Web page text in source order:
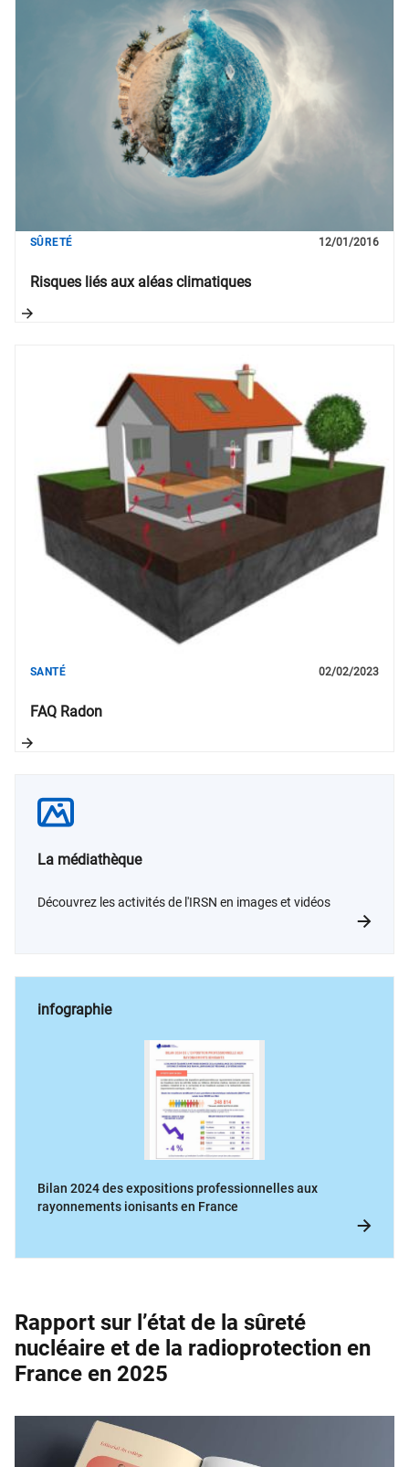
Risques liés aux aléas climatiques
SÛRETÉ 12/01/2016
FAQ Radon
SANTÉ 02/02/2023
La médiathèque
Découvrez les activités de l'IRSN en images et vidéos
infographie
Bilan 2024 des expositions professionnelles aux
rayonnements ionisants en France
Rapport sur l’état de la sûreté
nucléaire et de la ­radioprotection en
France en 2025